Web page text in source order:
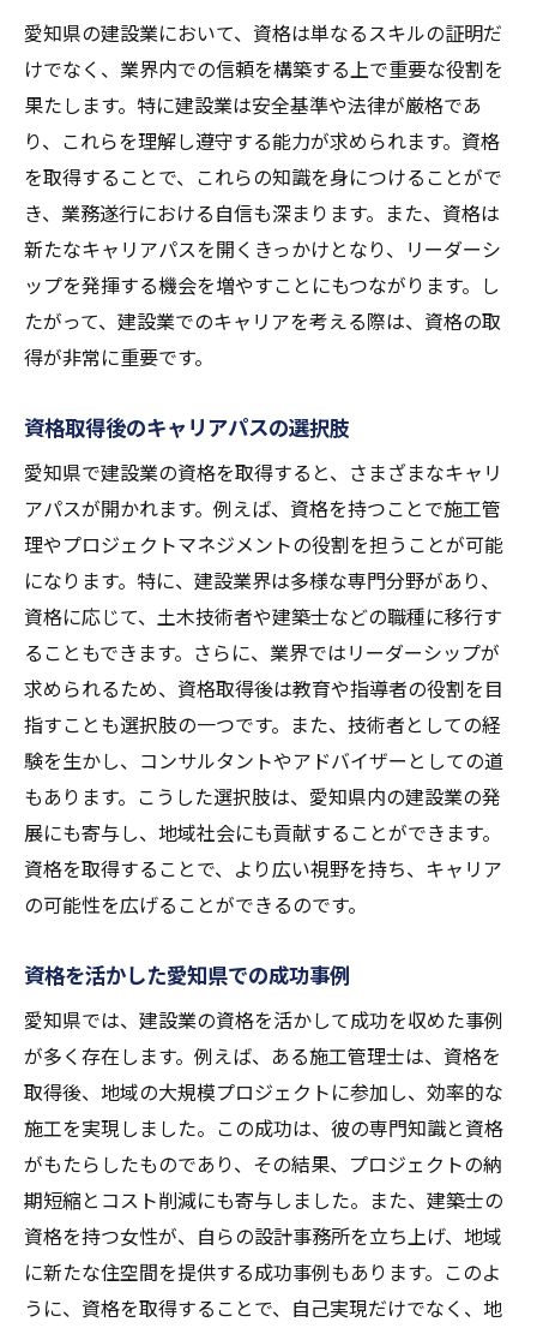
愛知県の建設業において、資格は単なるスキルの証明だ
けでなく、業界内での信頼を構築する上で重要な役割を
果たします。特に建設業は安全基準や法律が厳格であ
り、これらを理解し遵守する能力が求められます。資格
を取得することで、これらの知識を身につけることがで
き、業務遂行における自信も深まります。また、資格は
新たなキャリアパスを開くきっかけとなり、リーダーシ
ップを発揮する機会を増やすことにもつながります。し
たがって、建設業でのキャリアを考える際は、資格の取
得が非常に重要です。
資格取得後のキャリアパスの選択肢
愛知県で建設業の資格を取得すると、さまざまなキャリ
アパスが開かれます。例えば、資格を持つことで施工管
理やプロジェクトマネジメントの役割を担うことが可能
になります。特に、建設業界は多様な専門分野があり、
資格に応じて、土木技術者や建築士などの職種に移行す
ることもできます。さらに、業界ではリーダーシップが
求められるため、資格取得後は教育や指導者の役割を目
指すことも選択肢の一つです。また、技術者としての経
験を生かし、コンサルタントやアドバイザーとしての道
もあります。こうした選択肢は、愛知県内の建設業の発
展にも寄与し、地域社会にも貢献することができます。
資格を取得することで、より広い視野を持ち、キャリア
の可能性を広げることができるのです。
資格を活かした愛知県での成功事例
愛知県では、建設業の資格を活かして成功を収めた事例
が多く存在します。例えば、ある施工管理士は、資格を
取得後、地域の大規模プロジェクトに参加し、効率的な
施工を実現しました。この成功は、彼の専門知識と資格
がもたらしたものであり、その結果、プロジェクトの納
期短縮とコスト削減にも寄与しました。また、建築士の
資格を持つ女性が、自らの設計事務所を立ち上げ、地域
に新たな住空間を提供する成功事例もあります。このよ
うに、資格を取得することで、自己実現だけでなく、地